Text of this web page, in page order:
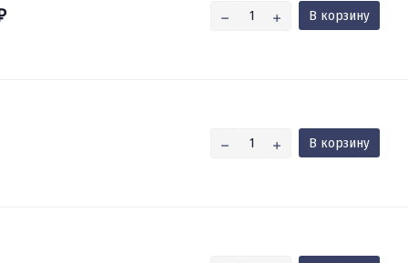
В корзину
В корзину